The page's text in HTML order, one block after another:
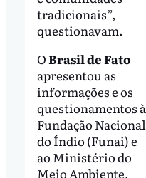
tradicionais”,
questionavam.
OBrasil de Fato
apresentou as
informações e os
questionamentos à
Fundação Nacional
do Índio (Funai) e
ao Ministério do
Meio Ambiente,